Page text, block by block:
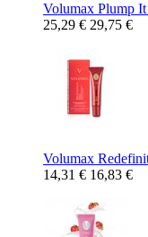
Volumax Plump
25,29 € 29,75 €
Volumax
14,31 € 16,83 €